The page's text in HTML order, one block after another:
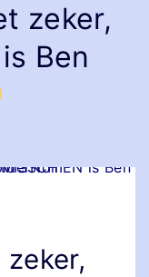
zeker,
Ben